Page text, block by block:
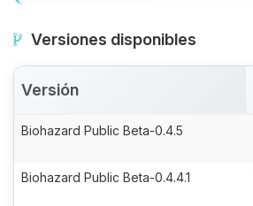
Versiones disponibles
Versión
Biohazard Public Beta-0.4.5
Biohazard Public Beta-0.4.4.1